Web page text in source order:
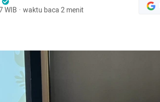
WIB · waktu baca 2 menit